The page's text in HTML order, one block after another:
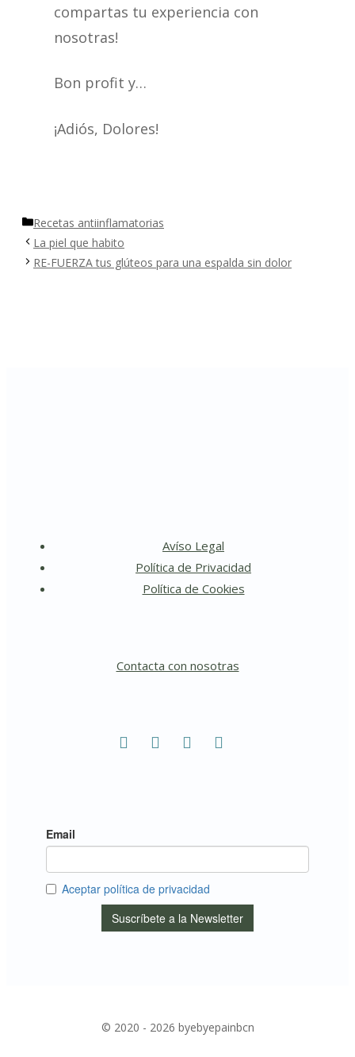
compartas tu experiencia con
nosotras!
Bon profit y…
¡Adiós, Dolores!
Categorías
Recetas antiinflamatorias
La piel que habito
RE-FUERZA tus glúteos para una espalda sin dolor
Avíso Legal
Política de Privacidad
Política de Cookies
Contacta con nosotras
© 2020 - 2026 byebyepainbcn